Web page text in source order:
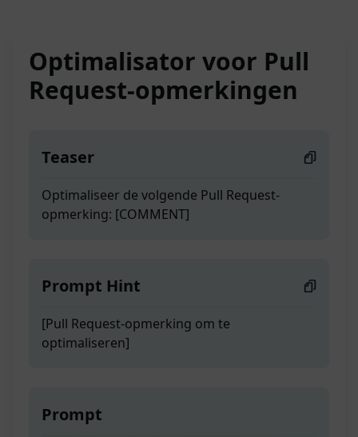
Optimalisator voor Pull
Request-opmerkingen
Teaser
Optimaliseer de volgende Pull Request-
opmerking: [COMMENT]
Prompt Hint
[Pull Request-opmerking om te
optimaliseren]
Prompt